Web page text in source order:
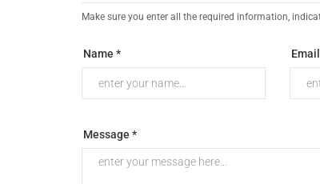
Make sure you enter all the required information,
Name *
Message *